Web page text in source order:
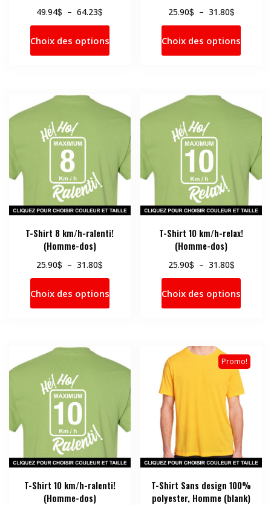
49.94$ – 64.23$
de
49.94$
à
Choix des options
Ce
produit
a
options
choisies
sur
page
du
produit
25.90$ – 31.80$Plage
de
25.90$
à
Choix des options
Ce
a
être
sur
page
du
T-Shirt 8 km/h-ralenti!
(Homme-dos)
25.90$ – 31.80$
25.90$
à
Choix des options
Ce
produit
a
options
choisies
sur
page
du
produit
T-Shirt 10 km/h-relax!
(Homme-dos)
25.90$ – 31.80$Plage
25.90$
à
Choix des options
Ce
a
Les
être
sur
la
page
du
T-Shirt 10 km/h-ralenti!
(Homme-dos)
Promo!
T-Shirt Sans design 100%
polyester, Homme (blank)